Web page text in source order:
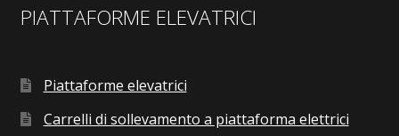
PIATTAFORME ELEVATRICI
Piattaforme elevatrici
Carrelli di sollevamento a piattaforma elettrici